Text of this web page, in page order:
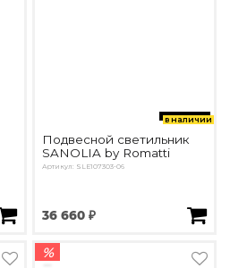
в наличии
Подвесной светильник
SANOLIA by Romatti
Артикул: SLE107303-06
36 660 ₽
%